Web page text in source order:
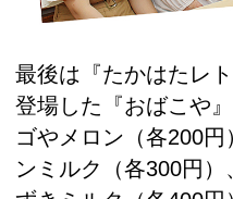
最後は『たかはたレ
登場した『おばこや
ゴやメロン（各200
ンミルク（各300円